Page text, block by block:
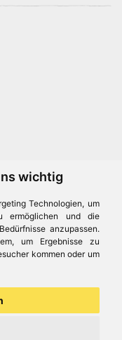
wichtig
Technologien, um
ermöglichen und die
anzupassen.
um Ergebnisse zu
kommen oder um